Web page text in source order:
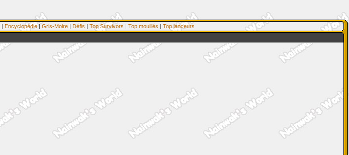
| Encyclopédie| Gris-Moire | Défis | Top Survivors | Top mouillés | Top lanceurs